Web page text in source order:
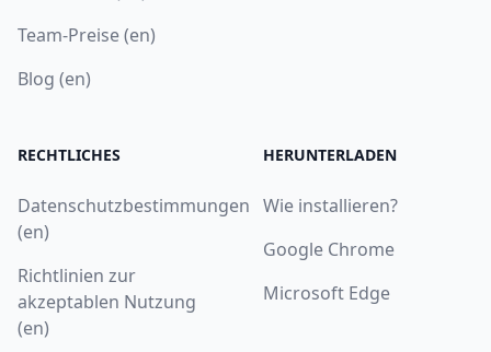
Team-Preise (en)
Blog (en)
RECHTLICHES
Datenschutzbestimmungen
(en)
Richtlinien zur
akzeptablen Nutzung
(en)
HERUNTERLADEN
Wie installieren?
Google Chrome
Microsoft Edge